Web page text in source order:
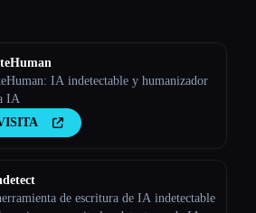
IA indetectable y humanizador
IA
de escritura de IA indetectable